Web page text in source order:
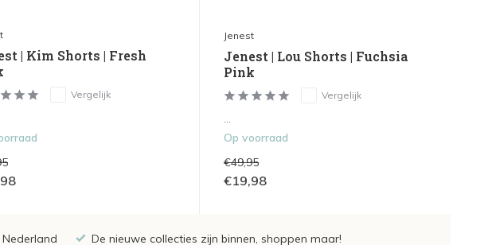
| Kim Shorts | Fresh
Vergelijk
Jenest
Jenest | Lou Shorts | Fuchsia
Pink
Vergelijk
...
Op voorraad
€49,95
€19,98
De nieuwe collecties zijn binnen, shoppen maar!